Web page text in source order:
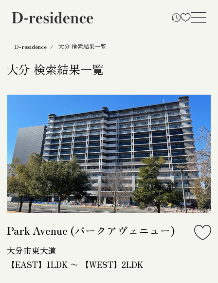
D-residence 大分 検索結果一覧
大分 検索結果一覧
大分 検索結果一覧
Park Avenue (パークアヴェニュー)
大分市東大道
【EAST】1LDK 〜 【WEST】2LDK